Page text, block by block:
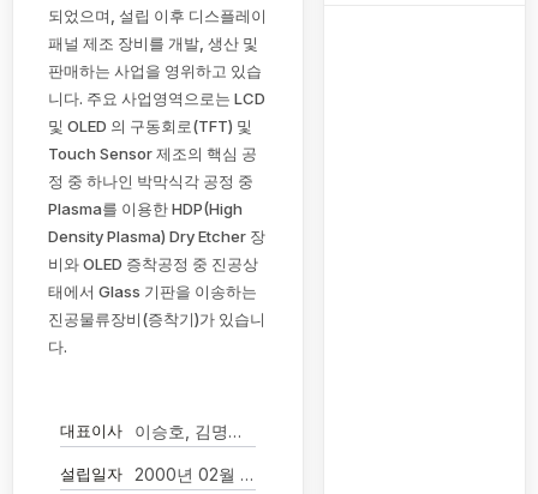
되었으며, 설립 이후 디스플레이
패널 제조 장비를 개발, 생산 및
판매하는 사업을 영위하고 있습
니다. 주요 사업영역으로는 LCD
및 OLED 의 구동회로(TFT) 및
Touch Sensor 제조의 핵심 공
정 중 하나인 박막식각 공정 중
Plasma를 이용한 HDP(High
Density Plasma) Dry Etcher 장
비와 OLED 증착공정 중 진공상
태에서 Glass 기판을 이송하는
진공물류장비(증착기)가 있습니
다.
대표이사 이승호, 김명호, 양장규, 이예지나(각자 대표이사)
설립일자 2000년 02월 26일